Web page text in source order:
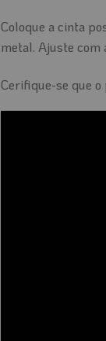
Coloque a cinta
metal. Ajuste com
Cerifique-se que